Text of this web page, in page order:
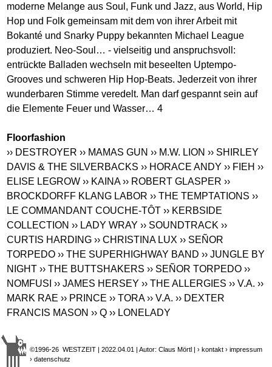
moderne Melange aus Soul, Funk und Jazz, aus World, Hip
Hop und Folk gemeinsam mit dem von ihrer Arbeit mit
Bokanté und Snarky Puppy bekannten Michael League
produziert. Neo-Soul… - vielseitig und anspruchsvoll:
entrückte Balladen wechseln mit beseelten Uptempo-
Grooves und schweren Hip Hop-Beats. Jederzeit von ihrer
wunderbaren Stimme veredelt. Man darf gespannt sein auf
die Elemente Feuer und Wasser… 4
Floorfashion
›› DESTROYER ›› MAMAS GUN ›› M.W. LION ›› SHIRLEY
DAVIS & THE SILVERBACKS ›› HORACE ANDY ›› FIEH ››
ELISE LEGROW ›› KAINA ›› ROBERT GLASPER ››
BROCKDORFF KLANG LABOR›› THE TEMPTATIONS ››
LE COMMANDANT COUCHE-TÔT ›› KERBSIDE
COLLECTION ›› LADY WRAY ›› SOUNDTRACK ››
CURTIS HARDING ›› CHRISTINA LUX ›› SEÑOR
TORPEDO ›› THE SUPERHIGHWAY BAND ›› JUNGLE BY
NIGHT ›› THE BUTTSHAKERS ›› SEÑOR TORPEDO ››
NOMFUSI ›› JAMES HERSEY ›› THE ALLERGIES ›› V.A. ››
MARK RAE ›› PRINCE ›› TORA ›› V.A. ›› DEXTER
FRANCIS MASON ›› Q ›› LONELADY
©1996-26 WESTZEIT | 2022.04.01 | Autor: Claus Mörtl |› kontakt › impressum
› datenschutz